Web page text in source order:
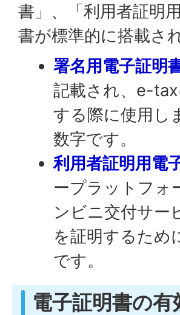
書」、「利用者証明
書が標準的に搭載さ
署名用電子証明
記載され、e-
する際に使用し
数字です。
利用者証明用電
ープラットフォ
ンビニ交付サー
を証明するため
です。
電子証明書の有